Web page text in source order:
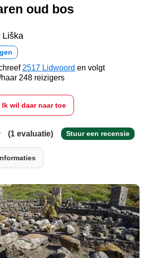
oud bos
Liška
2517 Lidwoord en volgt
haar 248 reizigers
Ik wil daar naar toe
(1 evaluatie) Stuur een recensie